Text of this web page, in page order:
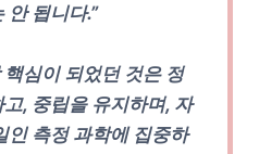
안 됩니다.”
심이 되었던 것은 정
, 중립을 유지하며, 자
인 측정 과학에 집중하